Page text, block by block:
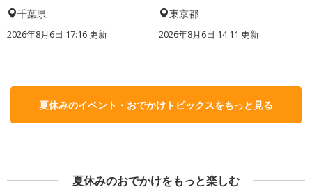
千葉県
2026年8月6日 17:16更新
東京都
2026年8月6日 14:11 更新
夏休みのイベント・おでかけトピックスをもっと見る
夏休みのおでかけをもっと楽しむ